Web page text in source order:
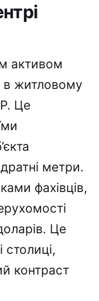
активом
в житловому
Це
метри.
фахівців,
Це
столиці,
контраст